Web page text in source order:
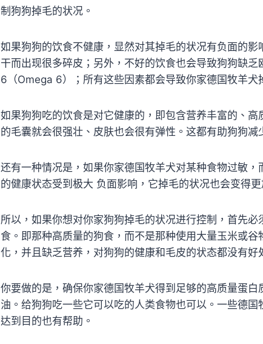
制狗狗掉毛的状况。
如果狗狗的饮食不健康，显然对其掉毛的状况有负面的
干而出现很多碎皮；另外，不好的饮食也会导致狗狗缺
6（Omega 6）；所有这些因素都会导致你家德国牧羊犬
如果狗狗吃的饮食是对它健康的，即包含营养丰富的、
的毛囊就会很强壮、皮肤也会很有弹性。这都有助狗狗减
还有一种情况是，如果你家德国牧羊犬对某种食物过敏
的健康状态受到极大 负面影响，它掉毛的状况也会变得更
所以，如果你想对你家狗狗掉毛的状况进行控制，首先
食。即那种高质量的狗食，而不是那种使用大量玉米或
化，并且缺乏营养，对狗狗的健康和毛皮的状态都没有好
你要做的是，确保你家德国牧羊犬得到足够的高质量蛋
油。给狗狗吃一些它可以吃的人类食物也可以。一些德
达到目的也有帮助。